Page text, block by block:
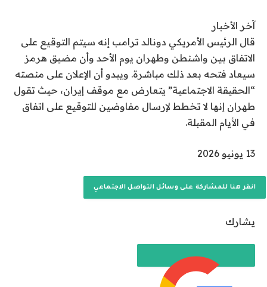
آخر الأخبار
قال الرئيس الأمريكي دونالد ترامب إنه سيتم التوقيع على
الاتفاق بين واشنطن وطهران يوم الأحد وأن مضيق هرمز
سيعاد فتحه بعد ذلك مباشرة. ويبدو أن الإعلان على منصته
“الحقيقة الاجتماعية” يتعارض مع موقف إيران، حيث تقول
طهران إنها لا تخطط لإرسال مفاوضين للتوقيع على اتفاق
في الأيام المقبلة.
ت
ا
ل
ر
ب
13 يونيو 2026
انقر هنا للمشاركة على وسائل التواصل الاجتماعي
يشارك